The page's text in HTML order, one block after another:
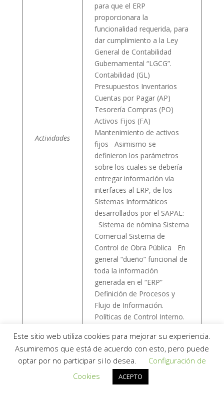
Actividades
para que el ERP
proporcionara la
funcionalidad requerida, para
dar cumplimiento a la Ley
General de Contabilidad
Gubernamental “LGCG”.
Contabilidad (GL)
Presupuestos Inventarios
Cuentas por Pagar (AP)
Tesorería Compras (PO)
Activos Fijos (FA)
Mantenimiento de activos
fijos Asimismo se
definieron los parámetros
sobre los cuales se debería
entregar información vía
interfaces al ERP, de los
Sistemas Informáticos
desarrollados por el SAPAL:
Sistema de nómina Sistema
Comercial Sistema de
Control de Obra Pública En
general “dueño” funcional de
toda la información
generada en el “ERP”
Definición de Procesos y
Flujo de Información.
Políticas de Control Interno.
Periodo
Mayo del 2010 – Junio del
2012
Entradas Recientes
Este sitio web utiliza cookies para mejorar su experiencia.
Asumiremos que está de acuerdo con esto, pero puede
optar por no participar si lo desea.
Configuración de
Cookies
ACEPTO